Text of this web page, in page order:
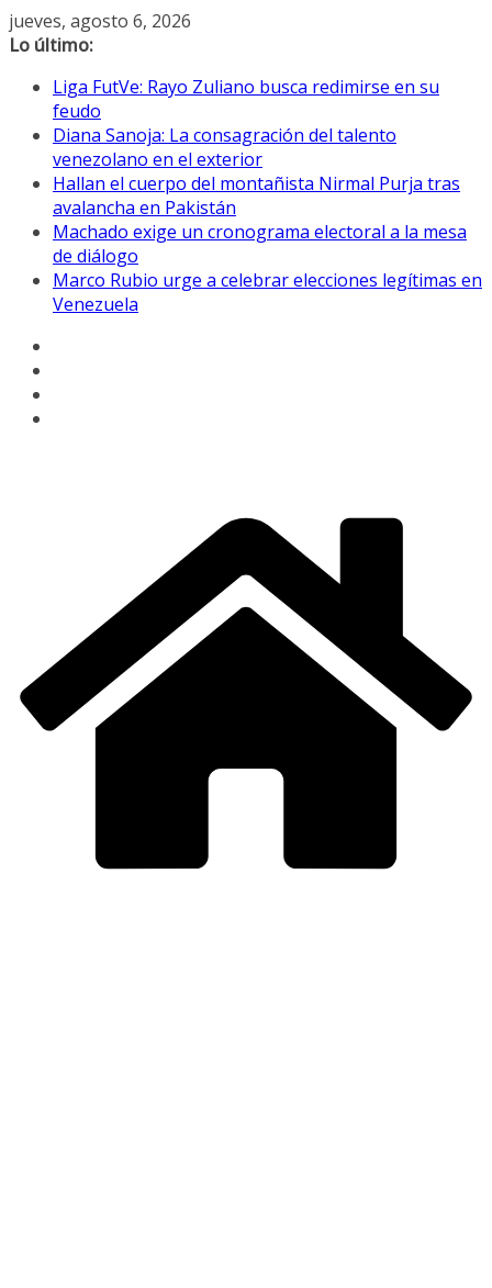
Saltar
al
jueves, agosto 6, 2026
Lo último:
Liga FutVe: Rayo Zuliano busca redimirse en su
feudo
Diana Sanoja: La consagración del talento
venezolano en el exterior
Hallan el cuerpo del montañista Nirmal Purja tras
avalancha en Pakistán
Machado exige un cronograma electoral a la mesa
de diálogo
Marco Rubio urge a celebrar elecciones legítimas en
Venezuela